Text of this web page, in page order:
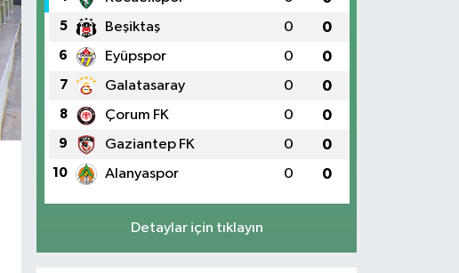
5 Beşiktaş 0 0
6 Eyüpspor 0 0
7 Galatasaray 0 0
8 Çorum FK 0 0
9 Gaziantep FK 0 0
10 Alanyaspor 0 0
Detaylar için tıklayın